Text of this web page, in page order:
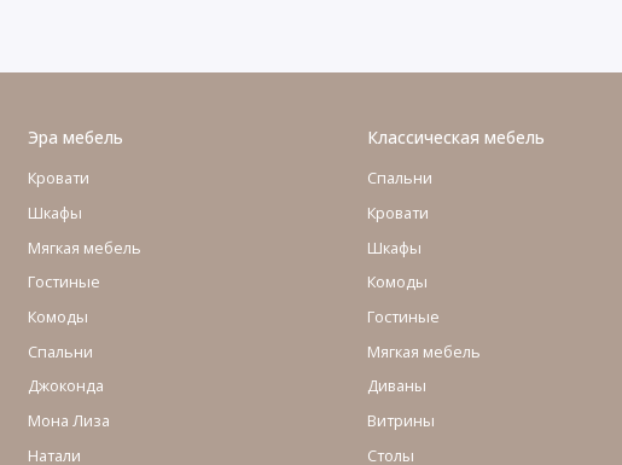
Эра мебель
Кровати
Шкафы
Мягкая мебель
Гостиные
Комоды
Cпальни
Джоконда
Мона Лиза
Натали
Классическая мебель
Спальни
Кровати
Шкафы
Комоды
Гостиные
Мягкая мебель
Диваны
Витрины
Столы